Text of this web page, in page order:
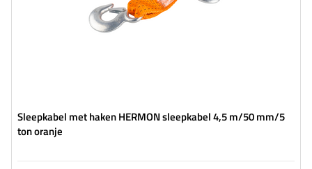
Sleepkabel met haken HERMON sleepkabel 4,5 m/50 mm/5
ton oranje